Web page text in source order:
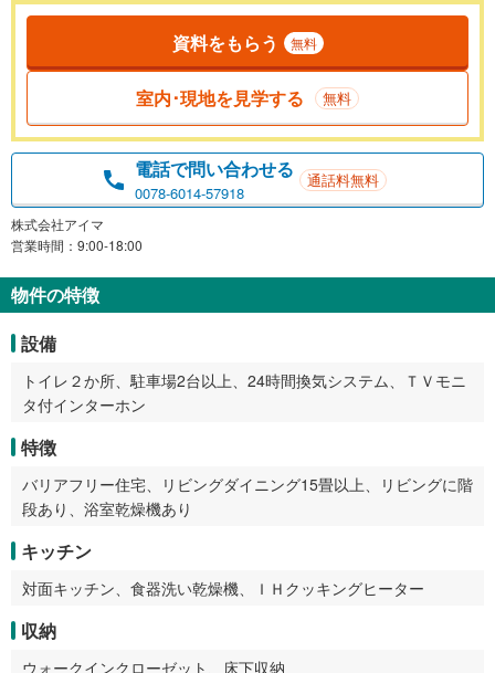
資料をもらう 無料
室内･現地を見学する 無料
電話で問い合わせる
0078-6014-57918
通話料無料
株式会社アイマ
営業時間：9:00-18:00
物件の特徴
設備
トイレ２か所、駐車場2台以上、24時間換気システム、ＴＶモニ
タ付インターホン
特徴
バリアフリー住宅、リビングダイニング15畳以上、リビングに階
段あり、浴室乾燥機あり
キッチン
対面キッチン、食器洗い乾燥機、ＩＨクッキングヒーター
収納
ウォークインクローゼット、床下収納